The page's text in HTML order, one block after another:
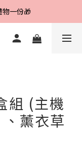
贈100元
物一份🎁
贈100元
組 (主機
薰衣草